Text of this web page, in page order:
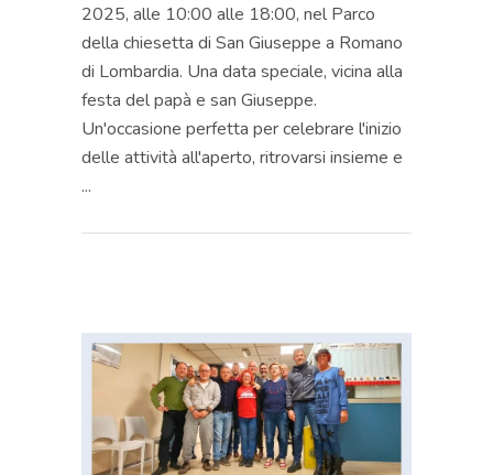
2025, alle 10:00 alle 18:00, nel Parco
della chiesetta di San Giuseppe a Romano
di Lombardia. Una data speciale, vicina alla
festa del papà e san Giuseppe.
Un'occasione perfetta per celebrare l'inizio
delle attività all'aperto, ritrovarsi insieme e